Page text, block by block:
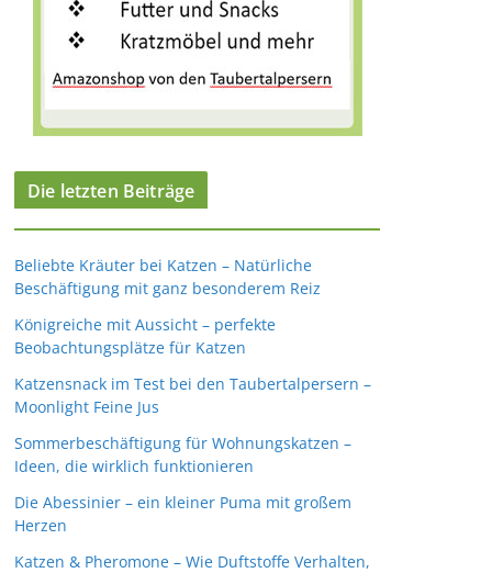
Die letzten Beiträge
Beliebte Kräuter bei Katzen – Natürliche
Beschäftigung mit ganz besonderem Reiz
Königreiche mit Aussicht – perfekte
Beobachtungsplätze für Katzen
Katzensnack im Test bei den Taubertalpersern –
Moonlight Feine Jus
Sommerbeschäftigung für Wohnungskatzen –
Ideen, die wirklich funktionieren
Die Abessinier – ein kleiner Puma mit großem
Herzen
Katzen & Pheromone – Wie Duftstoffe Verhalten,